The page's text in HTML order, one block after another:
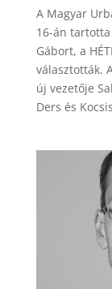
A Magyar
16-án
Gábort, a
választották.
új vezetője
Ders és